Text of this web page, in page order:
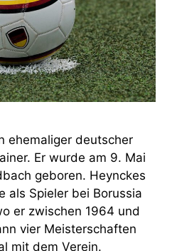
ehemaliger deutscher
Er wurde am 9. Mai
geboren. Heynckes
als Spieler bei Borussia
er zwischen 1964 und
vier Meisterschaften
mit dem Verein.